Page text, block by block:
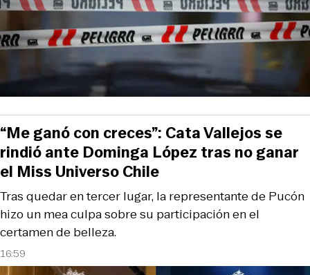
16:59
Tras quedar en tercer lugar, la representante de Pucón
hizo un mea culpa sobre su participación en el
certamen de belleza.
“Me ganó con creces”: Cata Vallejos se
rindió ante Dominga López tras no ganar
el Miss Universo Chile